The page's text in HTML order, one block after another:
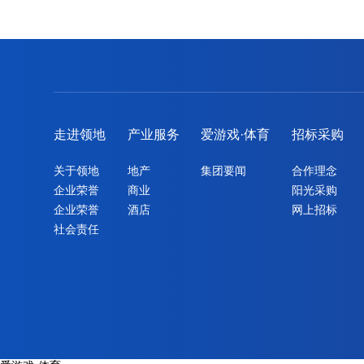
走进领地
关于领地
企业荣誉
企业荣誉
社会责任
产业服务
地产
商业
酒店
爱游戏·体育
集团要闻
招标采购
合作理念
阳光采购
网上招标